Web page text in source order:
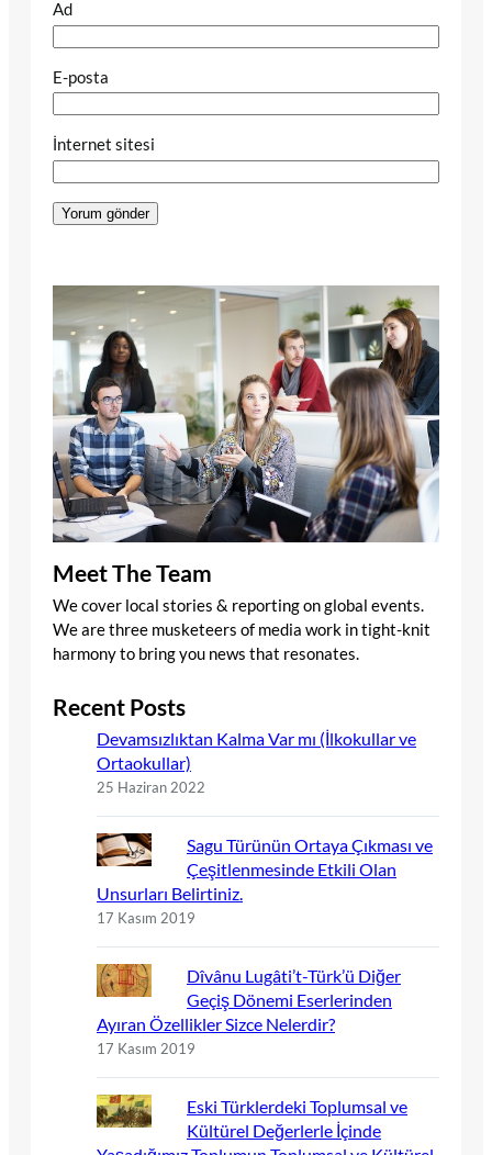
Ad
E-posta
İnternet sitesi
Meet The Team
We cover local stories & reporting on global events.
We are three musketeers of media work in tight-knit
harmony to bring you news that resonates.
Recent Posts
Devamsızlıktan Kalma Var mı (İlkokullar ve
Ortaokullar)
25 Haziran 2022
Sagu Türünün Ortaya Çıkması ve
Çeşitlenmesinde Etkili Olan
Unsurları Belirtiniz.
17 Kasım 2019
Dîvânu Lugâti’t-Türk’ü Diğer
Geçiş Dönemi Eserlerinden
Ayıran Özellikler Sizce Nelerdir?
17 Kasım 2019
Eski Türklerdeki Toplumsal ve
Kültürel Değerlerle İçinde